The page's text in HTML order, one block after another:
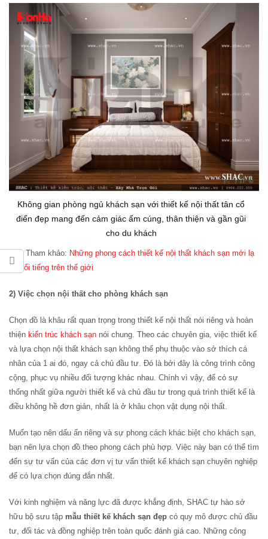
Không gian phòng ngủ khách sạn với thiết kế nội thất tân cổ
điển đẹp mang đến cảm giác ấm cúng, thân thiện và gần gũi
cho du khách
>>> Tham khảo: Những phong cách thiết kế nội thất khách sạn mới lạ
và nổi tiếng trên thế giới
2) Việc chọn nội thất cho phòng khách sạn
Chọn đồ là khâu rất quan trọng trong thiết kế nội thất nói riêng và hoàn
thiện kiến trúc khách sạn nói chung. Theo các chuyên gia, việc thiết kế
và lựa chọn nội thất khách sạn không thể phụ thuộc vào sở thích cá
nhân của 1 ai đó, ngay cả chủ đầu tư. Đó là bởi đây là công trình công
cộng, phục vụ nhiều đối tượng khác nhau. Chính vì vậy, để có sự
thống nhất giữa người thiết kế và chủ đầu tư trong quá trình thiết kế là
điều không hề đơn giản, nhất là ở khâu chọn vật dụng nội thất.
Muốn tạo nên dấu ấn riêng và sự phong cách khác biệt cho khách sạn,
bạn nên lựa chọn đồ theo phong cách phù hợp. Việc này bạn có thể tìm
đến sự tư vấn của các đơn vị tư vấn thiết kế khách sạn chuyên nghiệp
để có lựa chọn đúng đắn nhất.
Với kinh nghiệm và năng lực đã được khẳng định, SHAC tự hào sở
hữu bộ sưu tập mẫu thiết kế khách sạn đẹp có quy mô được chủ đầu
tư, đối tác và đồng nghiệp trên toàn quốc đánh giá cao. Những công